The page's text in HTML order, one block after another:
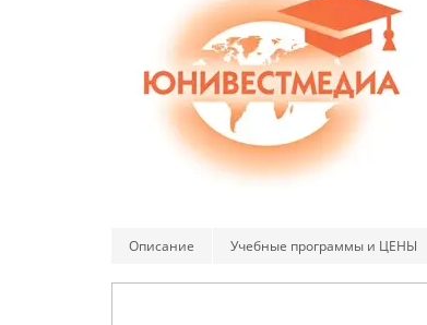
Описание Учебные программы и ЦЕНЫ